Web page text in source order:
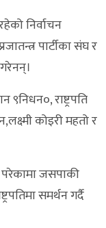
निर्वाचन
पार्टीका संघ र
राष्ट्रपति
कोइरी महतो र
जसपाकी
समर्थन गर्दै